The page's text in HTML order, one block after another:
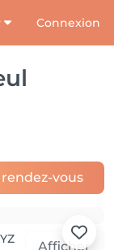
Connexion
vous
Afficher